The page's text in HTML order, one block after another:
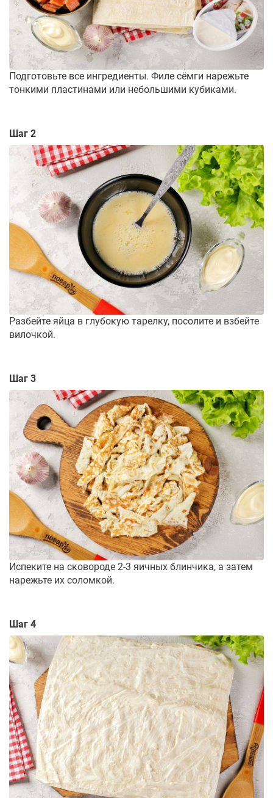
Подготовьте все ингредиенты. Филе сёмги нарежьте
тонкими пластинами или небольшими кубиками.
Шаг 2
Разбейте яйца в глубокую тарелку, посолите и взбейте
вилочкой.
Шаг 3
Испеките на сковороде 2-3 яичных блинчика, а затем
нарежьте их соломкой.
Шаг 4